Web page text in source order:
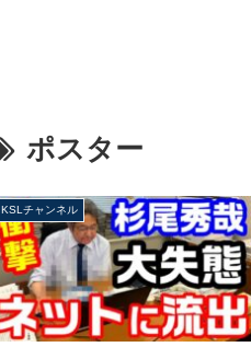
ポスター
KSLチャンネル